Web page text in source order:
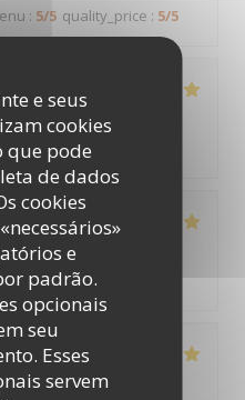
e seus
cookies
que pode
de dados
cookies
e
padrão.
opcionais
seu
Esses
servem
: 5/5 quality_price : 5/5
: 5 /5 quality_price
:4/5 quality_price